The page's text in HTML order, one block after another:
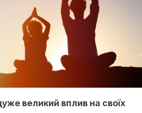
великий вплив на своїх